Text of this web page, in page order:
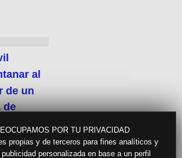
POR TU PRIVACIDAD
propias y de terceros para fines analíticos y
personalizada en base a un perfil
al
de un
de